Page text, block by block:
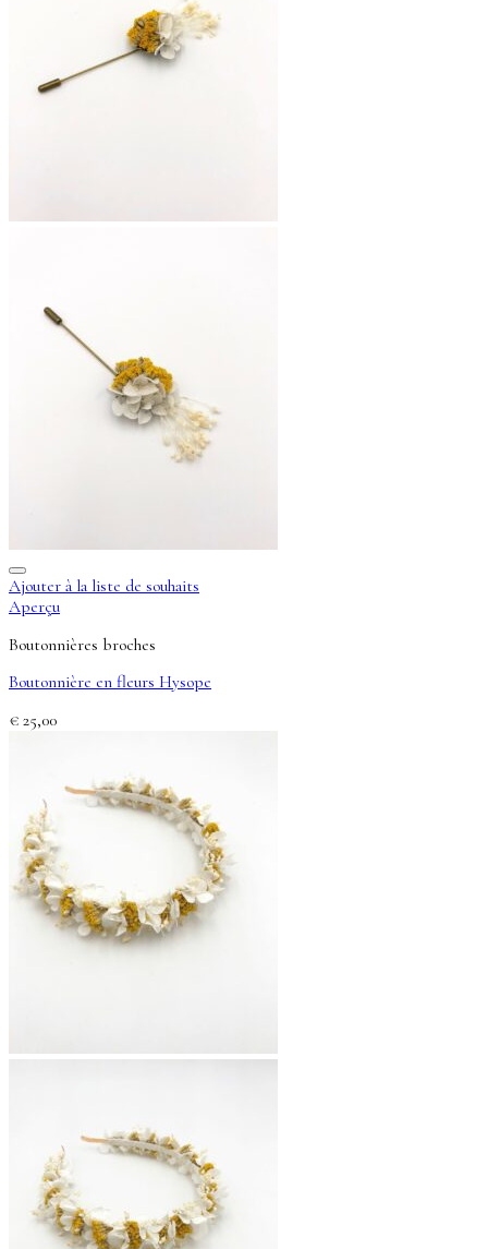
Ajouter à la liste de souhaits
Aperçu
Boutonnières broches
Boutonnière en fleurs Hysope
€ 25,00